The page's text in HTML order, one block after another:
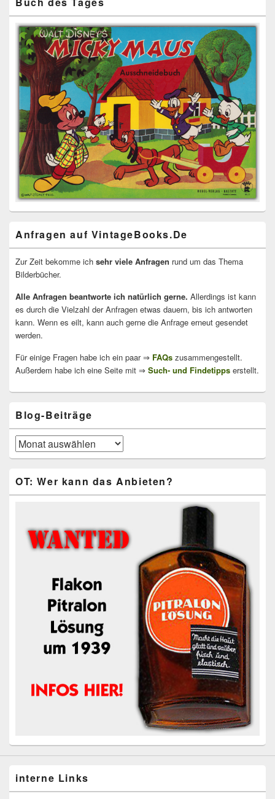
Anfragen auf VintageBooks.De
Zur Zeit bekomme ich sehr viele Anfragen rund um das Thema
Bilderbücher.
Alle Anfragen beantworte ich natürlich gerne. Allerdings ist kann
es durch die Vielzahl der Anfragen etwas dauern, bis ich antworten
kann. Wenn es eilt, kann auch gerne die Anfrage erneut gesendet
werden.
Für einige Fragen habe ich ein paar ⇒ FAQs zusammengestellt.
Außerdem habe ich eine Seite mit ⇒ Such- und Findetipps erstellt.
Blog-Beiträge
Blog-
Beiträge
OT: Wer kann das Anbieten?
interne Links